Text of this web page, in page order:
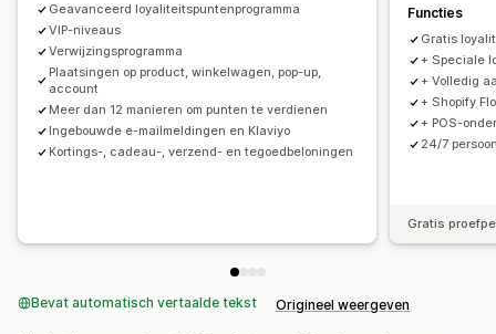
FilterenGeavanceerd loyaliteitspuntenprogramma
VIP-niveaus
Verwijzingsprogramma
Plaatsingen op product, winkelwagen, pop-up,
account
Meer dan 12 manieren om punten te verdienen
Ingebouwde e-mailmeldingen en Klaviyo
Kortings-, cadeau-, verzend- en tegoedbeloningen
Functies
Gratis
+ Speciale
+ Volledig
+ Shopify
+ POS-
24/7
Gratis
Bevat automatisch vertaalde tekst Origineel weergeven